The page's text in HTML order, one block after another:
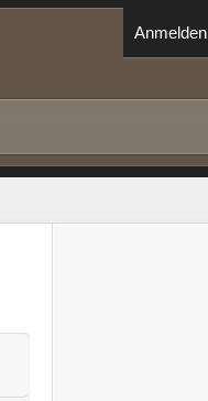
Anmelden